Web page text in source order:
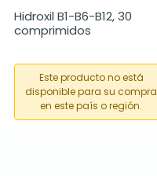
Hidroxil B1-B6-B12, 30
comprimidos
Este producto no está
disponible para su compra
en este país o región.